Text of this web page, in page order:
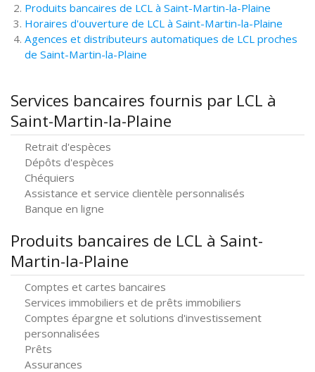
Produits bancaires de LCL à Saint-Martin-la-Plaine
Horaires d'ouverture de LCL à Saint-Martin-la-Plaine
Agences et distributeurs automatiques de LCL proches
de Saint-Martin-la-Plaine
Services bancaires fournis par LCL à
Saint-Martin-la-Plaine
Retrait d'espèces
Dépôts d'espèces
Chéquiers
Assistance et service clientèle personnalisés
Banque en ligne
Produits bancaires de LCL à Saint-
Martin-la-Plaine
Comptes et cartes bancaires
Services immobiliers et de prêts immobiliers
Comptes épargne et solutions d'investissement
personnalisées
Prêts
Assurances